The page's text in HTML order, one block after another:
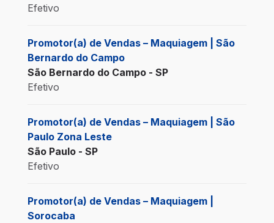
Efetivo
Promotor(a) de Vendas – Maquiagem | São
Bernardo do Campo
São Bernardo do Campo - SP
Efetivo
Promotor(a) de Vendas – Maquiagem | São
Paulo Zona Leste
São Paulo - SP
Efetivo
Promotor(a) de Vendas – Maquiagem |
Sorocaba